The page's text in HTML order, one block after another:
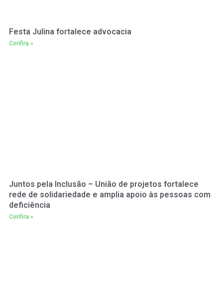
Festa Julina fortalece advocacia
Confira »
Juntos pela Inclusão – União de projetos fortalece
rede de solidariedade e amplia apoio às pessoas com
deficiência
Confira »